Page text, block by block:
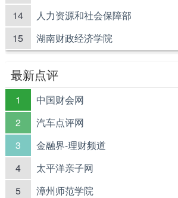
14 人力资源和社会保障部
15 湖南财政经济学院
最新点评
1 中国财会网
2 汽车点评网
3 金融界-理财频道
4 太平洋亲子网
5 漳州师范学院